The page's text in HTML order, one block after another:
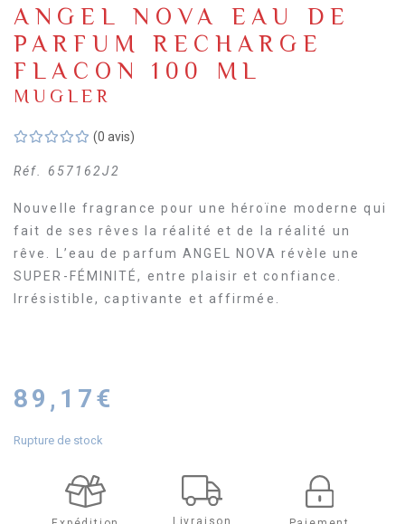
ANGEL NOVA EAU DE
PARFUM RECHARGE
FLACON 100 ML
MUGLER
(0 avis)
Réf. 657162J2
Nouvelle fragrance pour une héroïne moderne qui
fait de ses rêves la réalité et de la réalité un
rêve. L’eau de parfum ANGEL NOVA révèle une
SUPER-FÉMINITÉ, entre plaisir et confiance.
Irrésistible, captivante et affirmée.
89,17€
Rupture de stock
Livraison